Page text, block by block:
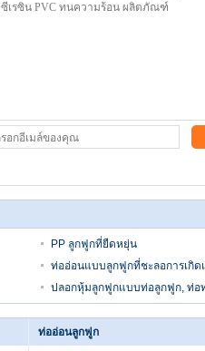
PP ลูกฟูกที่ยืดหยุ่น
ท่ออ่อนแบบลูกฟูกที่ชะลอการเกิด
ปลอกหุ้มลูกฟูกแบบท่อลูกฟูก, ท่
ท่ออ่อนลูกฟูก